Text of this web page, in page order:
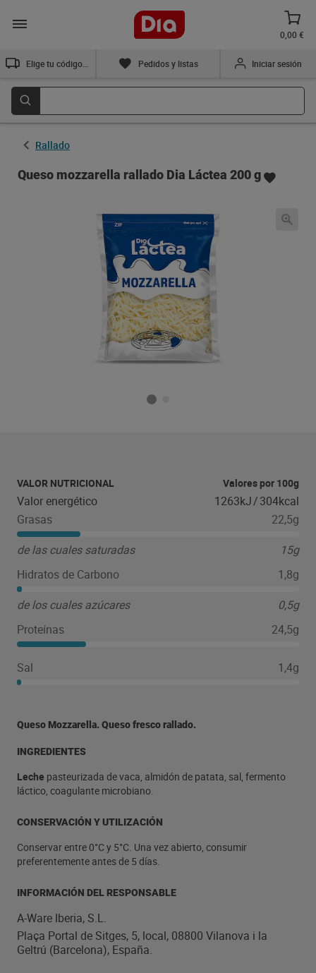
0,00 €
Pedidos y listas Iniciar sesión
Rallado
Queso mozzarella rallado Dia Láctea 200 g
VALOR NUTRICIONAL Valores por 100g
Valor energético 1263kJ/304kcal
Grasas
22,5g
de las cuales saturadas
15g
Hidratos de Carbono
1,8g
de los cuales azúcares
0,5g
Proteínas
24,5g
Sal 1,4g
Queso Mozzarella. Queso fresco rallado.
INGREDIENTES
Leche pasteurizada de vaca, almidón de patata, sal, fermento
láctico, coagulante microbiano.
CONSERVACIÓN Y UTILIZACIÓN
Conservar entre 0°C y 5°C. Una vez abierto, consumir
preferentemente antes de 5 días.
INFORMACIÓN DEL RESPONSABLE
A-Ware Iberia, S.L.
Plaça Portal de Sitges, 5, local, 08800 Vilanova i la
Geltrú (Barcelona), España.